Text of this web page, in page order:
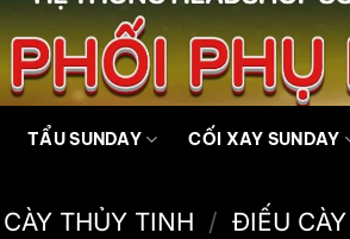
TẨU SUNDAY CỐI XAY SUNDAY
THỦY TINH / ĐIẾU